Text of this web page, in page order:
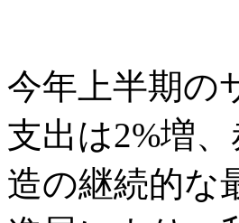
今年上半期の
支出は2%増
造の継続的な